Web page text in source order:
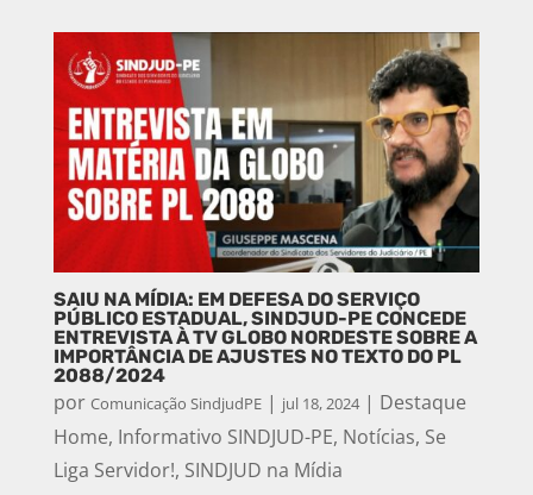
SAIU NA MÍDIA: EM DEFESA DO SERVIÇO
PÚBLICO ESTADUAL, SINDJUD-PE CONCEDE
ENTREVISTA À TV GLOBO NORDESTE SOBRE A
IMPORTÂNCIA DE AJUSTES NO TEXTO DO PL
2088/2024
por Comunicação SindjudPE| jul 18, 2024| Destaque
Home, Informativo SINDJUD-PE, Notícias, Se
Liga Servidor!, SINDJUD na Mídia